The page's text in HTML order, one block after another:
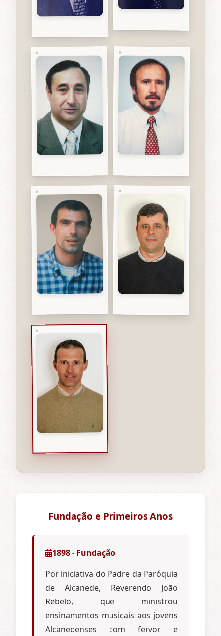
Fundação e Primeiros Anos
1898 - Fundação
Por iniciativa do Padre da Paróquia
de Alcanede, Reverendo João
Rebelo, que ministrou
ensinamentos musicais aos jovens
Alcanedenses com fervor e